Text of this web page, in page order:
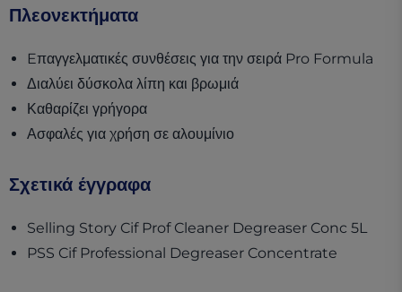
Πλεονεκτήματα
Eπαγγελματικές συνθέσεις για την σειρά Pro Formula
Διαλύει δύσκολα λίπη και βρωμιά
Καθαρίζει γρήγορα
Ασφαλές για χρήση σε αλουμίνιο
Σχετικά έγγραφα
Selling Story Cif Prof Cleaner Degreaser Conc 5L
PSS Cif Professional Degreaser Concentrate